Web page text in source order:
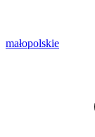
małopolskie